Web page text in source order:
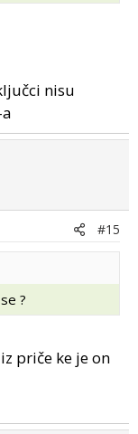
nisu
#15
?
priče ke je on